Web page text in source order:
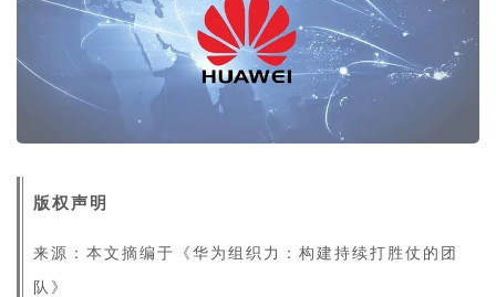
版权声明
来源：本文摘编于《华为组织力：构建持续打胜仗的团
队》